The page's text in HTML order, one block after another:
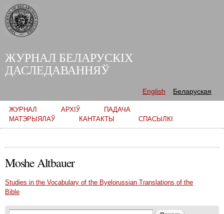
ЖУРНАЛ БЕЛАРУСКІХ
ДАСЛЕДАВАННЯЎ
English Беларуская
Main menu
ЖУРНАЛ АРХІЎ
ПАДАЧА
МАТЭРЫЯЛАЎ
КАНТАКТЫ СПАСЫЛКІ
Moshe Altbauer
Studies in the Vocabulary of the Byelorussian Translations of the
Bible